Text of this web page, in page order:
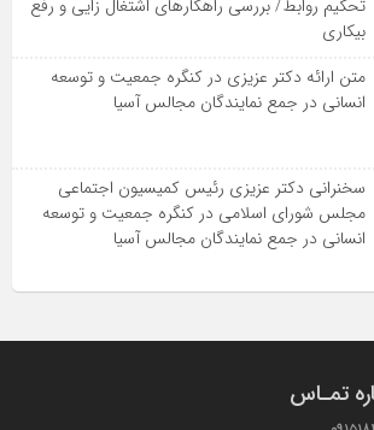
تحکیم روابط/ بررسی راهکارهای اشتغال زایی و رفع
بیکاری
متن ارائه دکتر عزیزى در کنگره جمعیت و توسعه
انسانى در جمع نمایندگان مجالس آسیا
سخنرانى دکتر عزیزى رئیس کمیسیون اجتماعى
مجلس شوراى اسلامى در کنگره جمعیت و توسعه
انسانى در جمع نمایندگان مجالس آسیا
تمـاس